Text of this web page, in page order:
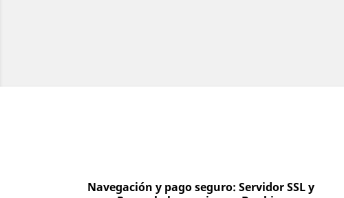
Navegación y pago seguro: Servidor SSL y